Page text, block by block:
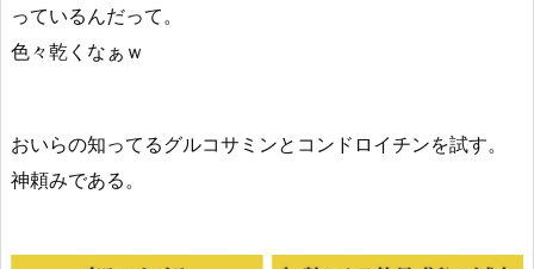
っているんだって。
色々乾くなぁｗ
おいらの知ってるグルコサミンとコンドロイチンを試す。
神頼みである。